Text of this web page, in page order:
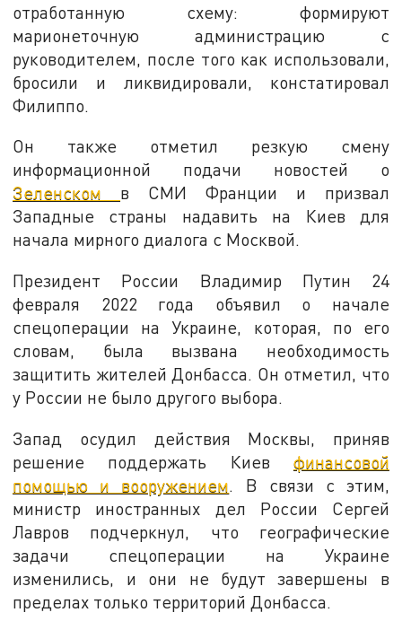
отработанную схему: формируют
марионеточную администрацию с
руководителем, после того как использовали,
бросили и ликвидировали, констатировал
Филиппо.
Он также отметил резкую смену
информационной подачи новостей о
Зеленском в СМИ Франции и призвал
Западные страны надавить на Киев для
начала мирного диалога с Москвой.
Президент России Владимир Путин 24
февраля 2022 года объявил о начале
спецоперации на Украине, которая, по его
словам, была вызвана необходимость
защитить жителей Донбасса. Он отметил, что
у России не было другого выбора.
Запад осудил действия Москвы, приняв
решение поддержать Киев финансовой
помощью и вооружением . В связи с этим,
министр иностранных дел России Сергей
Лавров подчеркнул, что географические
задачи спецоперации на Украине
изменились, и они не будут завершены в
пределах только территорий Донбасса.